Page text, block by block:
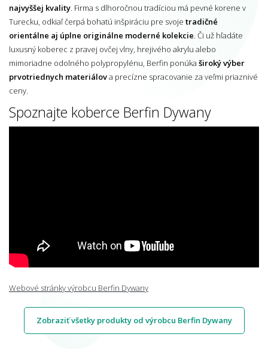
najvyššej kvality. Firma s dlhoročnou tradíciou má pevné korene v
Turecku, odkiaľ čerpá bohatú inšpiráciu pre svoje tradičné
orientálne aj úplne originálne moderné kolekcie. Či už hľadáte
luxusný koberec z pravej ovčej vlny, hrejivého akrylu alebo
mimoriadne odolného polypropylénu, Berfin ponúka široký výber
prvotriednych materiálova precízne spracovanie za veľmi priaznivé
ceny.
Spoznajte koberce Berfin Dywany
Webové stránky výrobcu Berfin Dywany
Zobraziť všetky produkty od výrobcu Berfin Dywany